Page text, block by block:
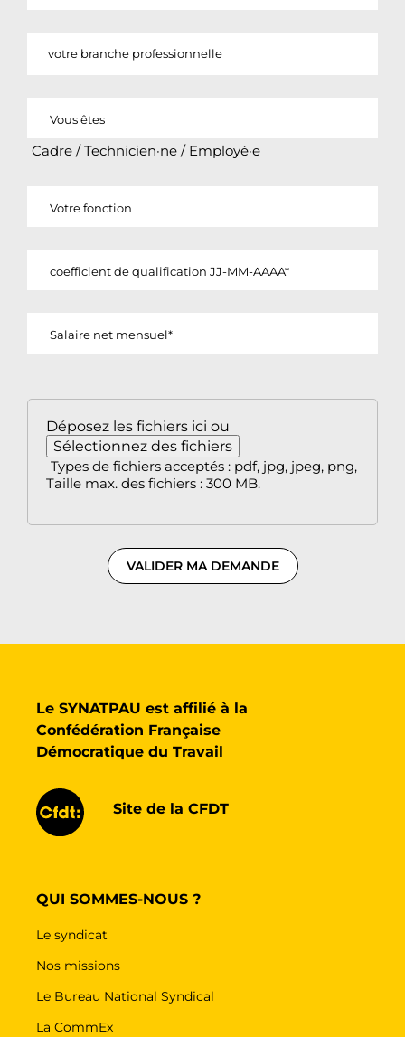
votre branche professionnelle
Cadre / Technicien·ne / Employé·e
Déposez les fichiers ici ou
Sélectionnez des fichiers
Types de fichiers acceptés : pdf, jpg, jpeg, png,
Taille max. des fichiers : 300 MB.
VALIDER MA DEMANDE
Le SYNATPAU est affilié à la
Confédération Française
Démocratique du Travail
Site de la CFDT
QUI SOMMES-NOUS ?
Le syndicat
Nos missions
Le Bureau National Syndical
La CommEx